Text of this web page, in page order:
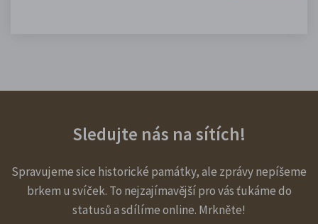
Sledujte nás na sítích!
Spravujeme sice historické památky, ale zprávy nepíšeme
brkem u svíček. To nejzajímavější pro vás ťukáme do
statusů a sdílíme online. Mrkněte!